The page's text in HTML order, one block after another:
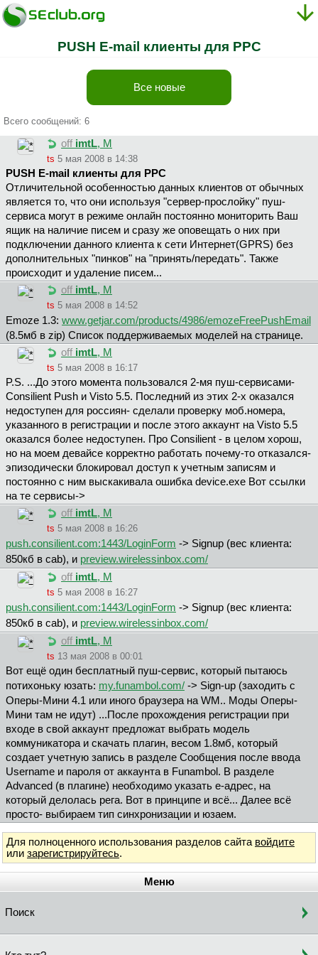
PUSH E-mail клиенты для PPC
Все новые
Всего сообщений: 6
off imtL, М
ts 5 мая 2008 в 14:38
PUSH E-mail клиенты для PPC
Отличительной особенностью данных клиентов от обычных
является то, что они используя "сервер-прослойку" пуш-
сервиса могут в режиме онлайн постоянно мониторить Ваш
ящик на наличие писем и сразу же оповещать о них при
подключении данного клиента к сети Интернет(GPRS) без
дополнительных "пинков" на "принять/передать". Также
происходит и удаление писем...
off imtL, М
ts 5 мая 2008 в 14:52
Emoze 1.3: www.getjar.com/products/4986/emozeFreePushEmail
(8.5мб в zip) Список поддерживаемых моделей на странице.
off imtL, М
ts 5 мая 2008 в 16:17
P.S. ...До этого момента пользовался 2-мя пуш-сервисами-
Consilient Push и Visto 5.5. Последний из этих 2-х оказался
недоступен для россиян- сделали проверку моб.номера,
указанного в регистрации и после этого аккаунт на Visto 5.5
оказался более недоступен. Про Consilient - в целом хорош,
но на моем девайсе корректно работать почему-то отказался-
эпизодически блокировал доступ к учетным записям и
постоянно с ним выскакивала ошибка device.exe Вот ссылки
на те сервисы->
off imtL, М
ts 5 мая 2008 в 16:26
push.consilient.com:1443/LoginForm -> Signup (вес клиента:
850кб в cab), и preview.wirelessinbox.com/
off imtL, М
ts 5 мая 2008 в 16:27
push.consilient.com:1443/LoginForm -> Signup (вес клиента:
850кб в cab), и preview.wirelessinbox.com/
off imtL, М
ts 13 мая 2008 в 00:01
Вот ещё один бесплатный пуш-сервис, который пытаюсь
потихоньку юзать: my.funambol.com/ -> Sign-up (заходить с
Оперы-Мини 4.1 или иного браузера на WM.. Моды Оперы-
Мини там не идут) ...После прохождения регистрации при
входе в свой аккаунт предложат выбрать модель
коммуникатора и скачать плагин, весом 1.8мб, который
создает учетную запись в разделе Сообщения после ввода
Username и пароля от аккаунта в Funambol. В разделе
Advanced (в плагине) необходимо указать е-адрес, на
который делолась рега. Вот в принципе и всё... Далее всё
просто- выбираем тип синхронизации и юзаем.
Для полноценного использования разделов сайта войдите
или зарегистрируйтесь.
Меню
Поиск